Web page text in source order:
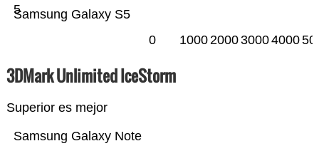
Samsung Galaxy S5
5
0 1000200030004000
3DMark Unlimited IceStorm
Superior es mejor
Samsung Galaxy Note